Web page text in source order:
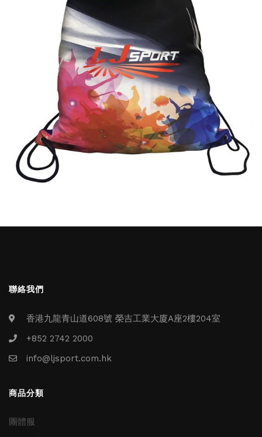
聯絡我們
香港九龍青山道608號 榮吉工業大廈A座2樓204室
+852 2742 2000
info@ljsport.com.hk
商品分類
團體服